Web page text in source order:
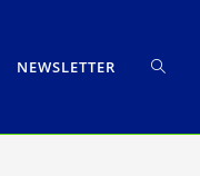
NEWSLETTER